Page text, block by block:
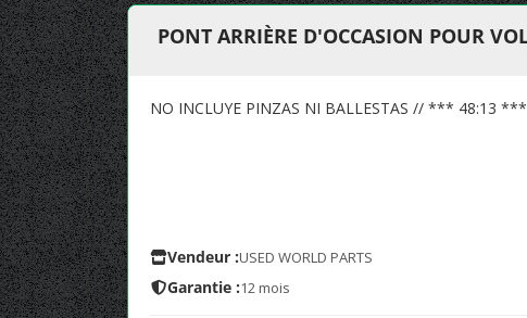
PONT ARRIÈRE D'OCCASION POUR
NO INCLUYE PINZAS NI BALLESTAS // *** 48:13 ***
Vendeur :USED WORLD PARTS
Garantie :12 mois